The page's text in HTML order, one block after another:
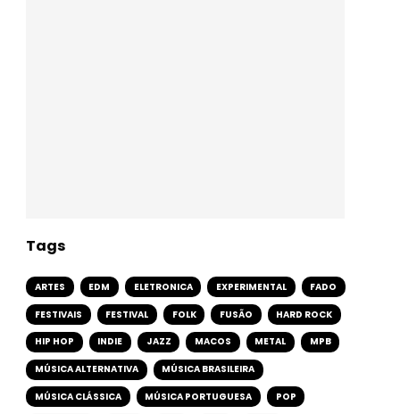
Tags
ARTES EDM ELETRONICA EXPERIMENTAL FADO
FESTIVAIS FESTIVAL FOLK FUSÃO HARD ROCK
HIP HOP INDIE JAZZ MACOS METAL MPB
MÚSICA ALTERNATIVA MÚSICA BRASILEIRA
MÚSICA CLÁSSICA MÚSICA PORTUGUESA POP